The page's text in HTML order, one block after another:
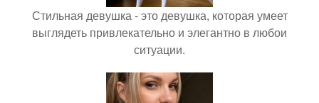
Стильная девушка - это девушка, которая умеет
выглядеть привлекательно и элегантно в любои
ситуации.